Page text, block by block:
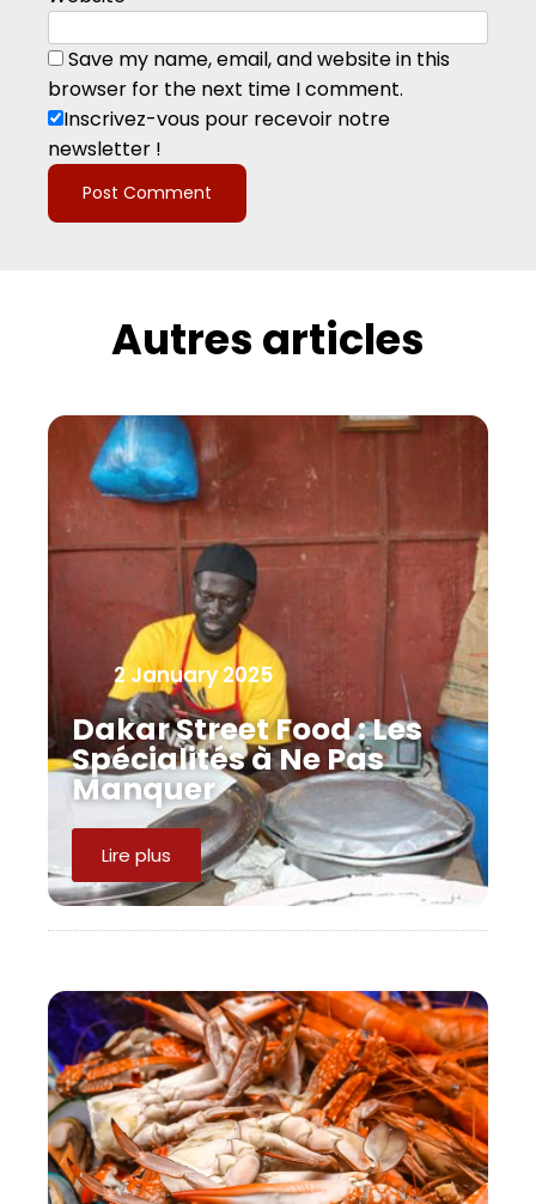
Save my name, email, and website in this
browser for the next time I comment.
Inscrivez-vous pour recevoir notre
newsletter !
Autres articles
2 January 2025
Dakar Street Food : Les
Spécialités à Ne Pas
Manquer
Lire plus